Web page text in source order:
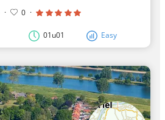
· 0 ·
01u01 Easy